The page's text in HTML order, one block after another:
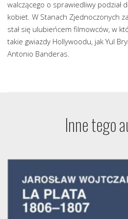
walczącego o sprawiedliwy podział
kobiet. W Stanach Zjednoczonych
stał się ulubieńcem filmowców, w
takie gwiazdy Hollywoodu, jak Yul
Antonio Banderas.
Inne tego